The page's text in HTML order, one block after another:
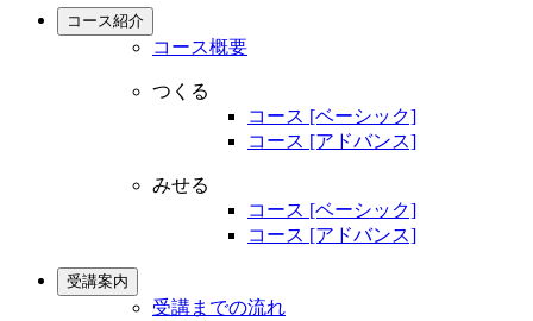
コース紹介
コース概要
つくる
コース [ベーシック]
コース [アドバンス]
みせる
コース [ベーシック]
コース [アドバンス]
受講案内
受講までの流れ